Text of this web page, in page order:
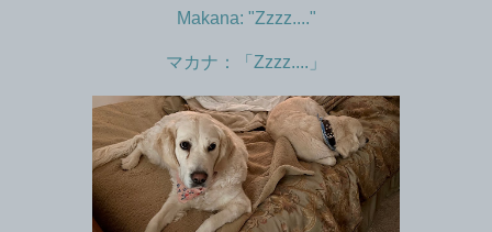
Makana: "Zzzz...."
マカナ：「Zzzz....」